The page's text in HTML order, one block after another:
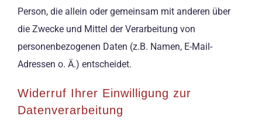
Person, die allein oder gemeinsam mit anderen über
die Zwecke und Mittel der Verarbeitung von
personenbezogenen Daten (z.B. Namen, E-Mail-
Adressen o. Ä.) entscheidet.
Widerruf Ihrer Einwilligung zur
Datenverarbeitung